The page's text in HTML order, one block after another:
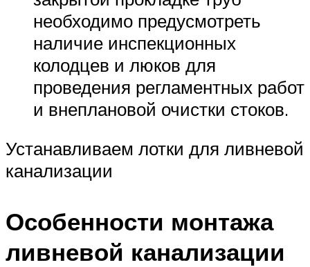
необходимо предусмотреть
наличие инспекционных
колодцев и люков для
проведения регламентных работ
и внеплановой очистки стоков.
Устанавливаем лотки для ливневой
канализации
Особенности монтажа
ливневой канализации